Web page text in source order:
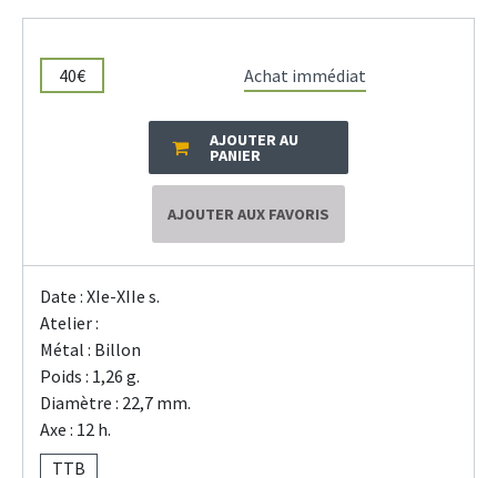
40€ Achat immédiat
AJOUTER AU
PANIER
AJOUTER AUX FAVORIS
Date : XIe-XIIe s.
Atelier :
Métal : Billon
Poids : 1,26 g.
Diamètre : 22,7 mm.
Axe : 12 h.
TTB